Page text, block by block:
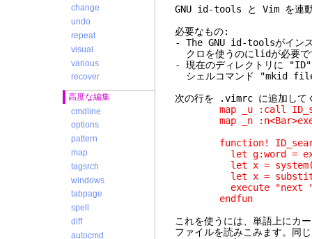
change
undo
repeat
visual
various
recover
高度な編集
cmdline
options
pattern
map
tagsrch
windows
tabpage
spell
diff
autocmd
GNU id-tools と Vim を連動
必要なもの:
- The GNU id-toolsがインス
クロを使うのにlidが必要で
- 現在のディレクトリに "ID"
シェルコマンド "mkid
次の行を .vimrc に追加して
map _u :call
map _n
function!
let g:word =
let x = system("lid
let x =
execute "next
endfun
これを使うには、単語上にカ
ファイルを読みこみます。同